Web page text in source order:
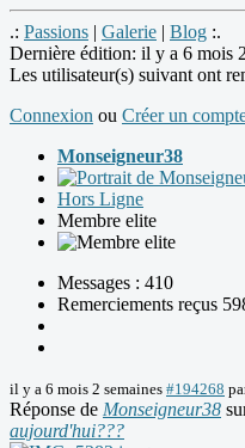
.: Passions | Galerie | Blog :.
Dernière édition: il y a 6 mois
Les utilisateur(s) suivant ont
Connexion ou Créer un
Monseigneur38
Hors Ligne
Membre elite
Messages : 410
Remerciements reçus
il y a 6 mois 2 semaines #194268
Réponse de Monseigneur38
aujourd'hui???